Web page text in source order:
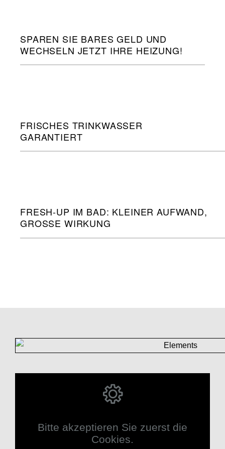
SPAREN SIE BARES GELD UND
WECHSELN JETZT IHRE HEIZUNG!
FRISCHES TRINKWASSER
GARANTIERT
FRESH-UP IM BAD: KLEINER AUFWAND,
GROSSE WIRKUNG
Bitte akzeptieren Sie zuerst die
Cookies.